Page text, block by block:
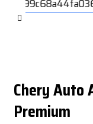
Chery Auto
Premium